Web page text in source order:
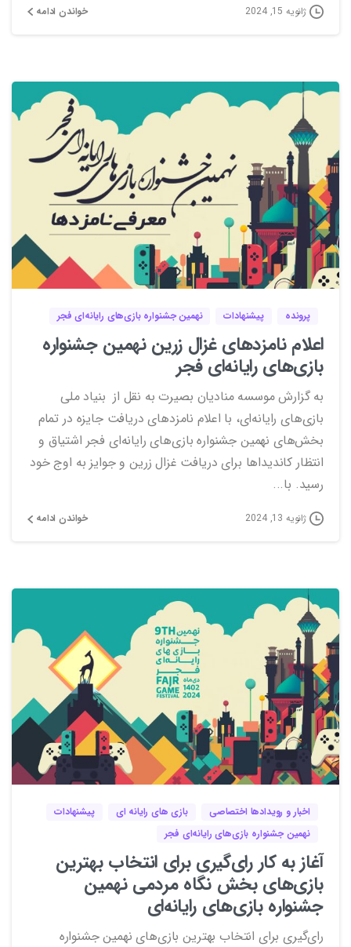
ژانویه 15, 2024 خواندن ادامه
0
پرونده پیشنهادات نهمین جشنواره بازی‌های رایانه‌ای فجر
اعلام نامزدهای غزال زرین نهمین جشنواره
بازی‌های رایانه‌ای فجر
به گزارش موسسه منادیان بصیرت به نقل از بنیاد ملی
بازی‌های رایانه‌ای، با اعلام نامزدهای دریافت جایزه در تمام
بخش‌های نهمین جشنواره بازی‌های رایانه‌ای فجر اشتیاق و
انتظار کاندیداها برای دریافت غزال زرین و جوایز به اوج خود
رسید. با...
ژانویه 13, 2024 خواندن ادامه
0
0
اخبار و رویدادها اختصاصی بازی های رایانه ای
پیشنهادات
نهمین جشنواره بازی‌های رایانه‌ای فجر
آغاز به کار رای‌گیری برای انتخاب بهترین
بازی‌های بخش نگاه مردمی نهمین
جشنواره بازی‌های رایانه‌ای
رای‌گیری برای انتخاب بهترین بازی‌های نهمین جشنواره